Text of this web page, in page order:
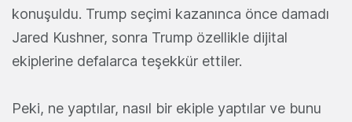
konuşuldu. Trump seçimi kazanınca önce damadı
Jared Kushner, sonra Trump özellikle dijital
ekiplerine defalarca teşekkür ettiler.
Peki, ne yaptılar, nasıl bir ekiple yaptılar ve bunu